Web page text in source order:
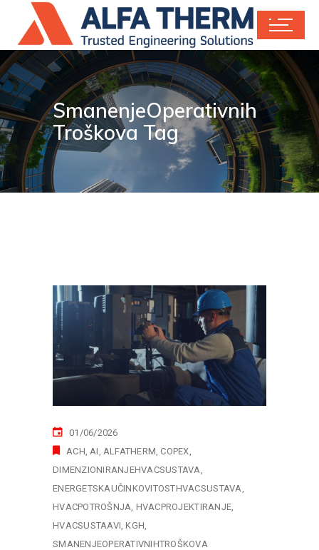
SmanenjeOperativnih
Troškova Tag
01/06/2026
ACH AI ALFATHERM COPEX
DIMENZIONIRANJEHVACSUSTAVA
ENERGETSKAUČINKOVITOSTHVACSUSTAVA
HVACPOTROŠNJA HVACPROJEKTIRANJE
HVACSUSTAAVI KGH
SMANENJEOPERATIVNIHTROŠKOVA